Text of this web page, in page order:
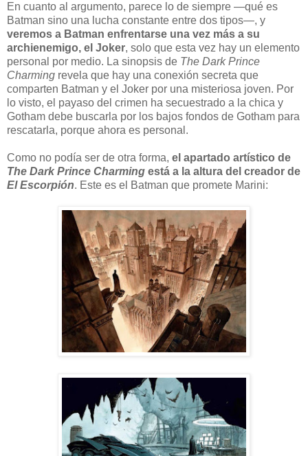
En cuanto al argumento, parece lo de siempre —qué es
Batman sino una lucha constante entre dos tipos—, y
veremos a Batman enfrentarse una vez más a su
archienemigo, el Joker, solo que esta vez hay un elemento
personal por medio. La sinopsis de The Dark Prince
Charming revela que hay una conexión secreta que
comparten Batman y el Joker por una misteriosa joven. Por
lo visto, el payaso del crimen ha secuestrado a la chica y
Gotham debe buscarla por los bajos fondos de Gotham para
rescatarla, porque ahora es personal.
Como no podía ser de otra forma, el apartado artístico de
The Dark Prince Charming está a la altura del creador de
El Escorpión. Este es el Batman que promete Marini: